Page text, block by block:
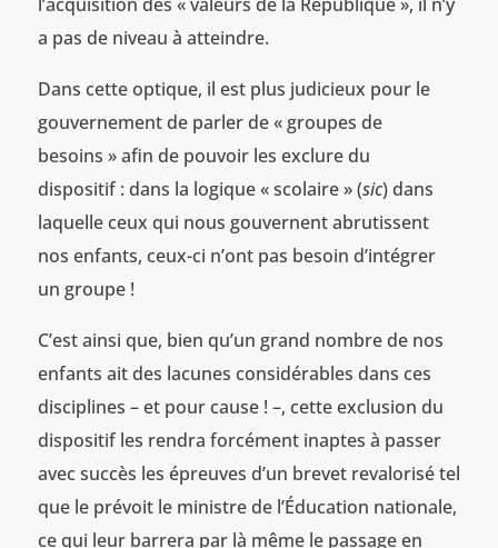
l’acquisition des « valeurs de la République », il n’y
a pas de niveau à atteindre.
Dans cette optique, il est plus judicieux pour le
gouvernement de parler de « groupes de
besoins » afin de pouvoir les exclure du
dispositif : dans la logique « scolaire » (sic) dans
laquelle ceux qui nous gouvernent abrutissent
nos enfants, ceux-ci n’ont pas besoin d’intégrer
un groupe !
C’est ainsi que, bien qu’un grand nombre de nos
enfants ait des lacunes considérables dans ces
disciplines – et pour cause ! –, cette exclusion du
dispositif les rendra forcément inaptes à passer
avec succès les épreuves d’un brevet revalorisé tel
que le prévoit le ministre de l’Éducation nationale,
ce qui leur barrera par là même le passage en